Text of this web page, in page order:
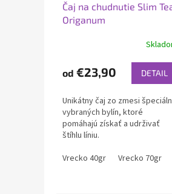
Čaj na chudnutie Slim
Origanum
od €23,90 DETAIL
Unikátny čaj zo zmesi
vybraných bylín, ktoré
pomáhajú získať a udrživať
štíhlu líniu.
Vrecko 40gr
Vrecko 70gr